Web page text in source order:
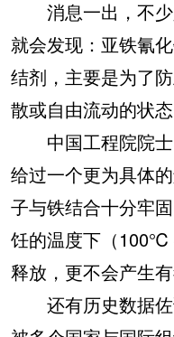
消息一出，不少
就会发现：亚铁氰
结剂，主要是为了
散或自由流动的状态
中国工程院院士
给过一个更为具体
子与铁结合十分牢
饪的温度下（
释放，更不会产生有
还有历史数据佐